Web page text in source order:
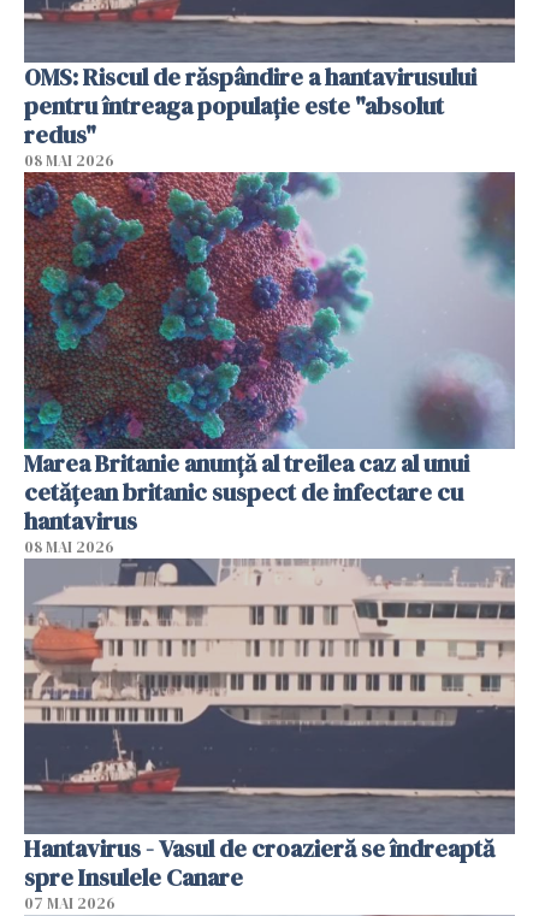
OMS: Riscul de răspândire a hantavirusului
pentru întreaga populaţie este "absolut
redus"
08 MAI 2026
Marea Britanie anunţă al treilea caz al unui
cetăţean britanic suspect de infectare cu
hantavirus
08 MAI 2026
Hantavirus - Vasul de croazieră se îndreaptă
spre Insulele Canare
07 MAI 2026